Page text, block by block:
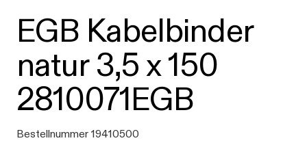
EGB Kabelbinder
natur 3,5 x 150
2810071EGB
Bestellnummer 19410500